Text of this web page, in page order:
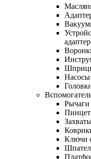
Насосы
Рычаги
Ключи